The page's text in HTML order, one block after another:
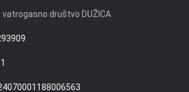
vatrogasno društvo DUŽICA